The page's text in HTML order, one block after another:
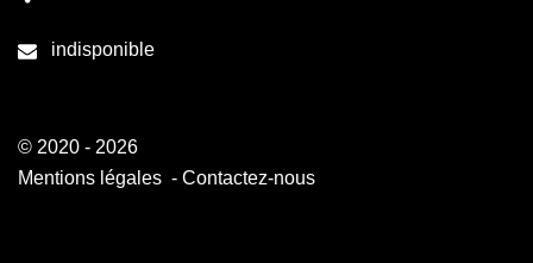
indisponible
© 2020 - 2026
Mentions légales - Contactez-nous